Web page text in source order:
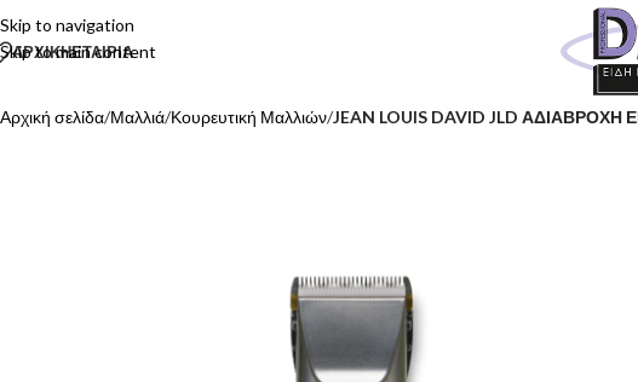
Skip to navigation
Skip to main content
ΑΡΧΙΚΗΕΤΑΙΡΙΑ
Αρχική σελίδα/Μαλλιά/Κουρευτική Μαλλιών/JEAN LOUIS DAVID JLD